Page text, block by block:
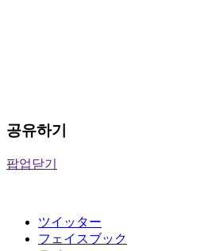
공유하기
팝업닫기
ツイッター
フェイスブック